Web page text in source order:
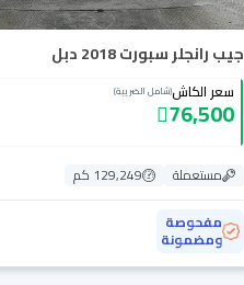
جيب رانجلر سبورت 2018 دبل
سعر الكاش(شامل الضريبة)
76,500
مستعملة
129,249 كم
مفحوصة
ومضمونة